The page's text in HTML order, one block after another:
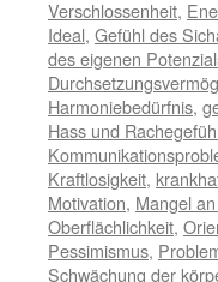
Verschlossenheit,
Ideal, Gefühl des
des eigenen
Harmoniebedürfnis,
Hass und
Kraftlosigkeit,
Motivation, Mangel
Oberflächlichkeit,
Pessimismus,
Schwächung der